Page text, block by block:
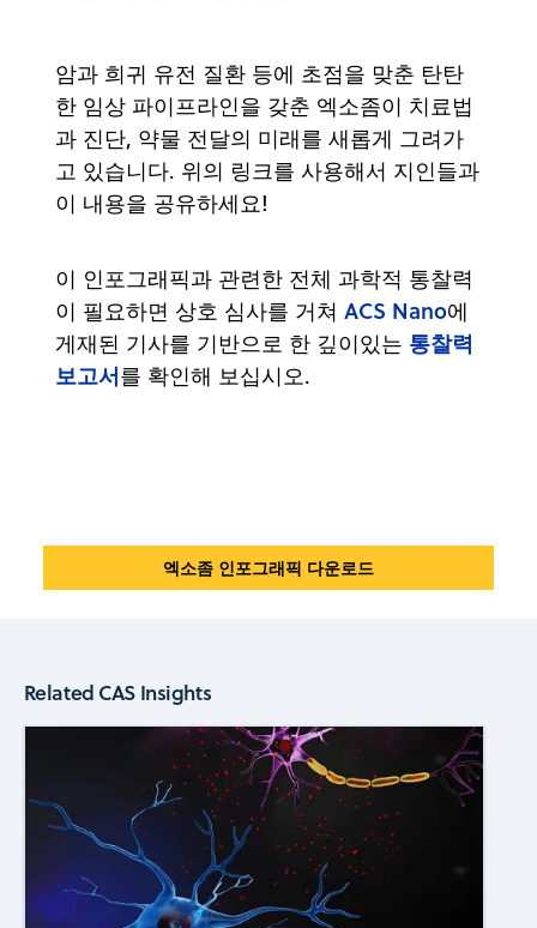
암과 희귀 유전 질환 등에 초점을 맞춘 탄탄
한 임상 파이프라인을 갖춘 엑소좀이 치료법
과 진단, 약물 전달의 미래를 새롭게 그려가
고 있습니다. 위의 링크를 사용해서 지인들과
이 내용을 공유하세요!
이 인포그래픽과 관련한 전체 과학적 통찰력
이 필요하면 상호 심사를 거쳐 ACS Nano에
게재된 기사를 기반으로 한 깊이있는 통찰력
보고서를 확인해 보십시오.
엑소좀 인포그래픽 다운로드
Related CAS Insights